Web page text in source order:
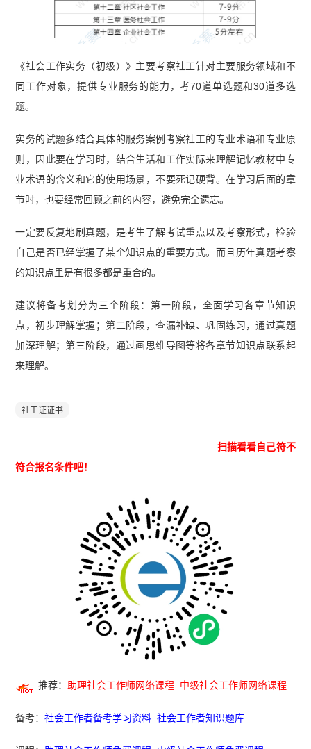
《社会工作实务（初级）》主要考察社工针对主要服务领域和不
同工作对象，提供专业服务的能力，考70道单选题和30道多选
题。
实务的试题多结合具体的服务案例考察社工的专业术语和专业原
则，因此要在学习时，结合生活和工作实际来理解记忆教材中专
业术语的含义和它的使用场景，不要死记硬背。在学习后面的章
节时，也要经常回顾之前的内容，避免完全遗忘。
一定要反复地刷真题，是考生了解考试重点以及考察形式，检验
自己是否已经掌握了某个知识点的重要方式。而且历年真题考察
的知识点里是有很多都是重合的。
建议将备考划分为三个阶段：第一阶段，全面学习各章节知识
点，初步理解掌握；第二阶段，查漏补缺、巩固练习，通过真题
加深理解；第三阶段，通过画思维导图等将各章节知识点联系起
来理解。
社工证证书
扫描看看自己符不
符合报名条件吧！
推荐： 助理社会工作师网络课程 中级社会工作师网络课程
备考：社会工作者备考学习资料 社会工作者知识题库